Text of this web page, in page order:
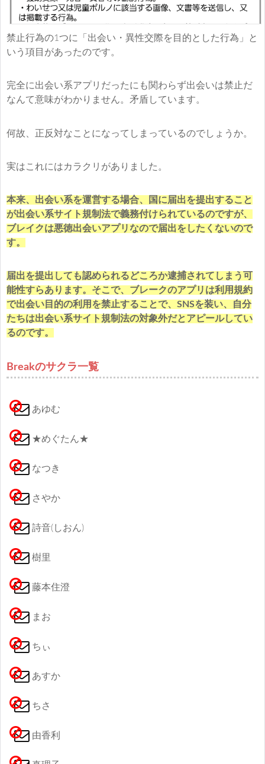
禁止行為の1つに「出会い・異性交際を目的とした行為」と
いう項目があったのです。
完全に出会い系アプリだったにも関わらず出会いは禁止だ
なんて意味がわかりません。矛盾しています。
何故、正反対なことになってしまっているのでしょうか。
実はこれにはカラクリがありました。
本来、出会い系を運営する場合、国に届出を提出すること
が出会い系サイト規制法で義務付けられているのですが、
ブレイクは悪徳出会いアプリなので届出をしたくないので
す。
届出を提出しても認められるどころか逮捕されてしまう可
能性すらあります。そこで、ブレークのアプリは利用規約
で出会い目的の利用を禁止することで、SNSを装い、自分
たちは出会い系サイト規制法の対象外だとアピールしてい
るのです。
Breakのサクラ一覧
あゆむ
★めぐたん★
なつき
さやか
詩音(しおん)
樹里
藤本住澄
まお
ちぃ
あすか
ちさ
由香利